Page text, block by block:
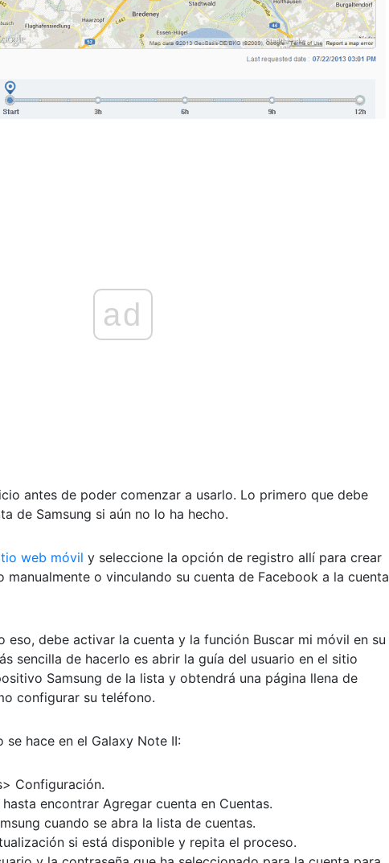
ad
antes de poder comenzar a usarlo. Lo primero que debe
de Samsung si aún no lo ha hecho.
web móvil y seleccione la opción de registro allí para crear
manualmente o vinculando su cuenta de Facebook a la cuenta
eso, debe activar la cuenta y la función Buscar mi móvil en su
sencilla de hacerlo es abrir la guía del usuario en el sitio
Samsung de la lista y obtendrá una página llena de
configurar su teléfono.
hace en el Galaxy Note II:
Configuración.
encontrar Agregar cuenta en Cuentas.
cuando se abra la lista de cuentas.
si está disponible y repita el proceso.